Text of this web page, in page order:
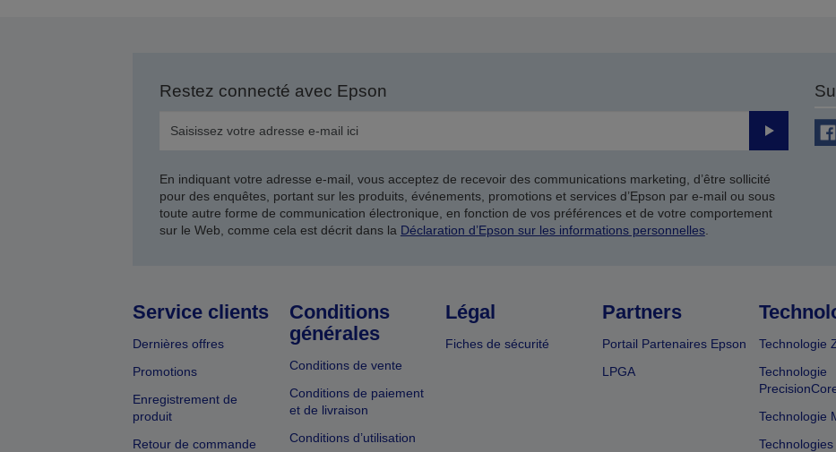
Restez connecté avec Epson
Valider
En indiquant votre adresse e-mail, vous acceptez de recevoir des communications marketing, d’être sollicité
pour des enquêtes, portant sur les produits, événements, promotions et services d’Epson par e-mail ou sous
toute autre forme de communication électronique, en fonction de vos préférences et de votre comportement
sur le Web, comme cela est décrit dans la Déclaration d’Epson sur les informations personnelles.
Service clients
Dernières offres
Promotions
Enregistrement de
produit
Retour de commande
Conditions
générales
Conditions de vente
Conditions de paiement
et de livraison
Conditions d’utilisation
Légal
Fiches de sécurité
Partners
Portail Partenaires Epson
LPGA
Technologie
Technologie
Technologie